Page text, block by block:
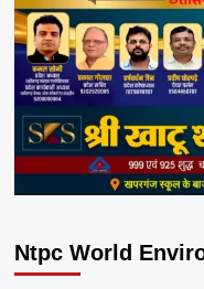
Ntpc World